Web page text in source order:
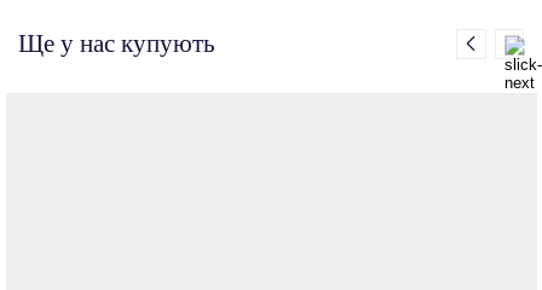
Ще у нас купують